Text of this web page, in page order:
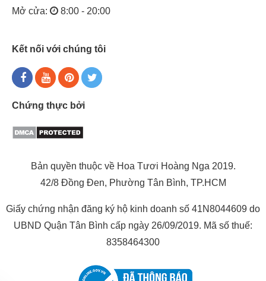
Mở cửa:
8:00 - 20:00
Kết nối với chúng tôi
Chứng thực bởi
Bản quyền thuộc về Hoa Tươi Hoàng Nga 2019.
42/8 Đồng Đen, Phường Tân Bình, TP.HCM
Giấy chứng nhận đăng ký hộ kinh doanh số 41N8044609 do
UBND Quận Tân Bình cấp ngày 26/09/2019. Mã số thuế:
8358464300